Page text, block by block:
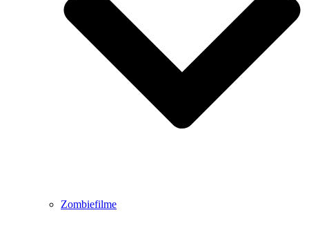
Zombiefilme